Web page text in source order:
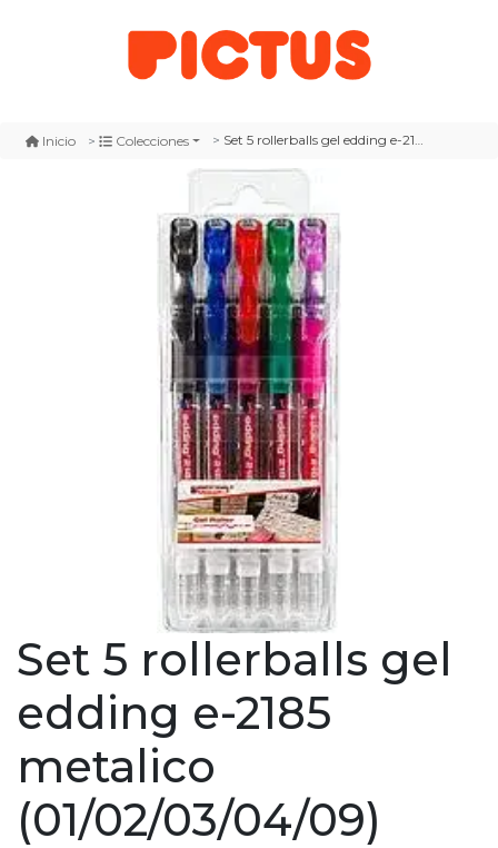
Inicio Colecciones Set 5 rollerballs gel edding e-2185 metalico (01/02/03/04/09)
Set 5 rollerballs gel
edding e-2185
metalico
(01/02/03/04/09)